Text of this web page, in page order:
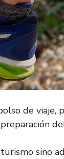
de viaje,
sino